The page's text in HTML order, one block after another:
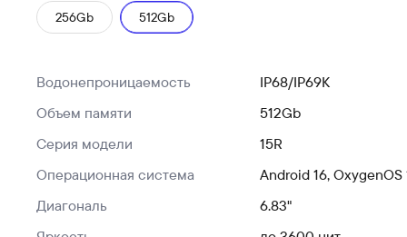
256Gb 512Gb
Водонепроницаемость
IP68/IP69K
Объем памяти
512Gb
Серия модели
15R
Операционная система
Android 16, OxygenOS
Диагональ
6.83"